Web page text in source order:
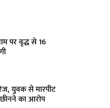
पर वृद्ध से 16
युवक से मारपीट
का आरोप